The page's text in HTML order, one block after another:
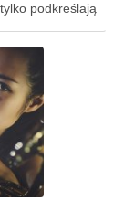
podkreślają